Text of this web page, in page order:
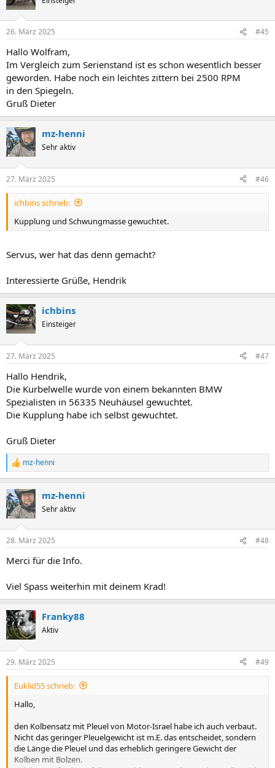
26. März 2025 #45
Hallo Wolfram,
Im Vergleich zum Serienstand ist es schon wesentlich besser
geworden. Habe noch ein leichtes zittern bei 2500 RPM
in den Spiegeln.
Gruß Dieter
mz-henni
Sehr aktiv
27. März 2025 #46
ichbins schrieb:
Kupplung und Schwungmasse gewuchtet.
Servus, wer hat das denn gemacht?
Interessierte Grüße, Hendrik
ichbins
Einsteiger
27. März 2025 #47
Hallo Hendrik,
Die Kurbelwelle wurde von einem bekannten BMW
Spezialisten in 56335 Neuhäusel gewuchtet.
Die Kupplung habe ich selbst gewuchtet.
Gruß Dieter
R
e
k
t
i
e
:
mz-henni
mz-henni
Sehr aktiv
28. März 2025 #48
Merci für die Info.
Viel Spass weiterhin mit deinem Krad!
Franky88
Aktiv
29. März 2025 #49
Euklid55 schrieb:
Hallo,
den Kolbensatz mit Pleuel von Motor-Israel habe ich auch verbaut.
Nicht das geringer Pleuelgewicht ist m.E. das entscheidet, sondern
die Länge die Pleuel und das erheblich geringere Gewicht der
Kolben mit Bolzen.